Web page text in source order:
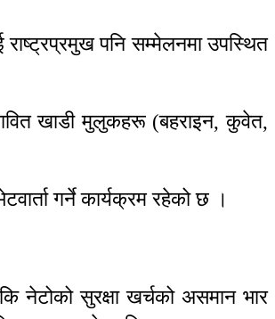
पनि सम्मेलनमा उपस्थित
खाडी मुलुकहरू (बहराइन, कुवेत,
गर्ने कार्यक्रम रहेको छ ।
नेटोको सुरक्षा खर्चको असमान भार